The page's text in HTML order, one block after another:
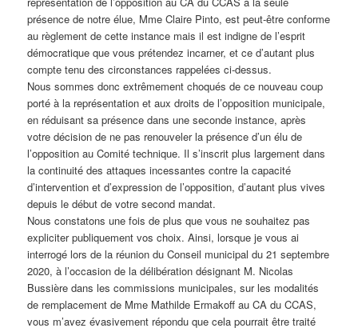
présence de notre élue, Mme Claire Pinto, est peut-être conforme
au règlement de cette instance mais il est indigne de l’esprit
démocratique que vous prétendez incarner, et ce d’autant plus
compte tenu des circonstances rappelées ci-dessus.
Nous sommes donc extrêmement choqués de ce nouveau coup
porté à la représentation et aux droits de l’opposition municipale,
en réduisant sa présence dans une seconde instance, après
votre décision de ne pas renouveler la présence d’un élu de
l’opposition au Comité technique. Il s’inscrit plus largement dans
la continuité des attaques incessantes contre la capacité
d’intervention et d’expression de l’opposition, d’autant plus vives
depuis le début de votre second mandat.
Nous constatons une fois de plus que vous ne souhaitez pas
expliciter publiquement vos choix. Ainsi, lorsque je vous ai
interrogé lors de la réunion du Conseil municipal du 21 septembre
2020, à l’occasion de la délibération désignant M. Nicolas
Bussière dans les commissions municipales, sur les modalités
de remplacement de Mme Mathilde Ermakoff au CA du CCAS,
vous m’avez évasivement répondu que cela pourrait être traité